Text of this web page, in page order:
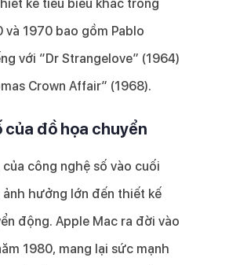
kế tiêu biểu khác trong
và 1970 bao gồm Pablo
với “Dr Strangelove” (1964)
Crown Affair” (1968).
của đồ họa chuyển
công nghệ số vào cuối
ảnh hưởng lớn đến thiết kế
động. Apple Mac ra đời vào
1980, mang lại sức mạnh